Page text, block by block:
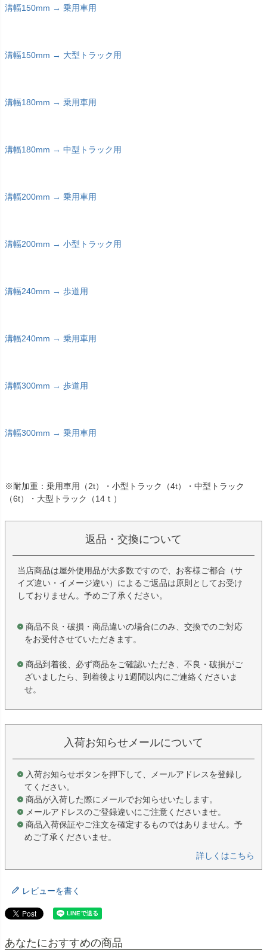
溝幅150mm → 乗用車用
溝幅150mm → 大型トラック用
溝幅180mm → 乗用車用
溝幅180mm → 中型トラック用
溝幅200mm → 乗用車用
溝幅200mm → 小型トラック用
溝幅240mm → 歩道用
溝幅240mm → 乗用車用
溝幅300mm → 歩道用
溝幅300mm → 乗用車用
※耐加重：乗用車用（2t）・小型トラック（4t）・中型トラック
（6t）・大型トラック（14ｔ）
返品・交換について
当店商品は屋外使用品が大多数ですので、お客様ご都合（サ
イズ違い・イメージ違い）によるご返品は原則としてお受け
しておりません。予めご了承ください。
商品不良・破損・商品違いの場合にのみ、交換でのご対応
をお受付させていただきます。
商品到着後、必ず商品をご確認いただき、不良・破損がご
ざいましたら、到着後より1週間以内にご連絡くださいま
せ。
入荷お知らせメールについて
入荷お知らせボタンを押下して、メールアドレスを登録し
てください。
商品が入荷した際にメールでお知らせいたします。
メールアドレスのご登録違いにご注意くださいませ。
商品入荷保証やご注文を確定するものではありません。予
めご了承くださいませ。
詳しくはこちら
レビューを書く
あなたにおすすめの商品